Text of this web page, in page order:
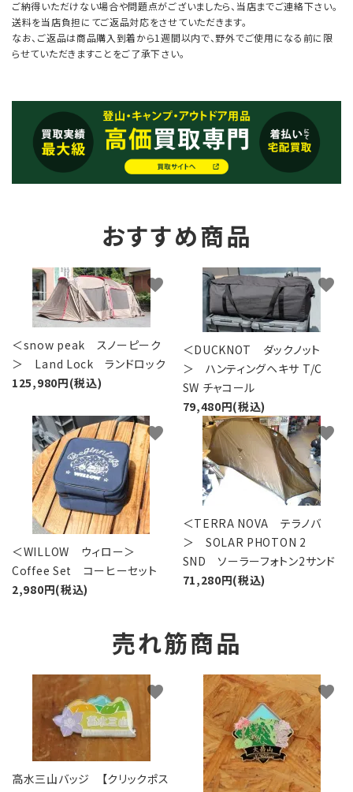
ご納得いただけない場合や問題点がございましたら、当店までご連絡下さい。
送料を当店負担にてご返品対応をさせていただきます。
なお、ご返品は商品購入到着から1週間以内で、野外でご使用になる前に限
らせていただきますことをご了承下さい。
おすすめ商品
＜snow peak スノーピーク
＞ Land Lock ランドロック
125,980円(税込)
favorite
＜DUCKNOT ダックノット
＞ ハンティングヘキサ T/C
SW チャコール
79,480円(税込)
favorite
＜WILLOW ウィロー＞
Coffee Set コーヒーセット
2,980円(税込)
favorite
＜TERRA NOVA テラノバ
＞ SOLAR PHOTON 2
SND ソーラーフォトン2サンド
71,280円(税込)
favorite
売れ筋商品
高水三山バッジ 【クリックポス
favorite favorite